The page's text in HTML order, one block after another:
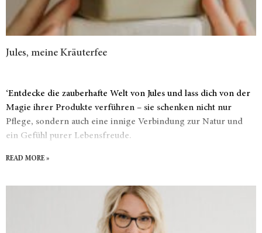
Jules, meine Kräuterfee
‘Entdecke die zauberhafte Welt von Jules und lass dich von der
Magie ihrer Produkte verführen – sie schenken nicht nur
Pflege, sondern auch eine innige Verbindung zur Natur und
ein Gefühl purer Lebensfreude.
READ MORE »